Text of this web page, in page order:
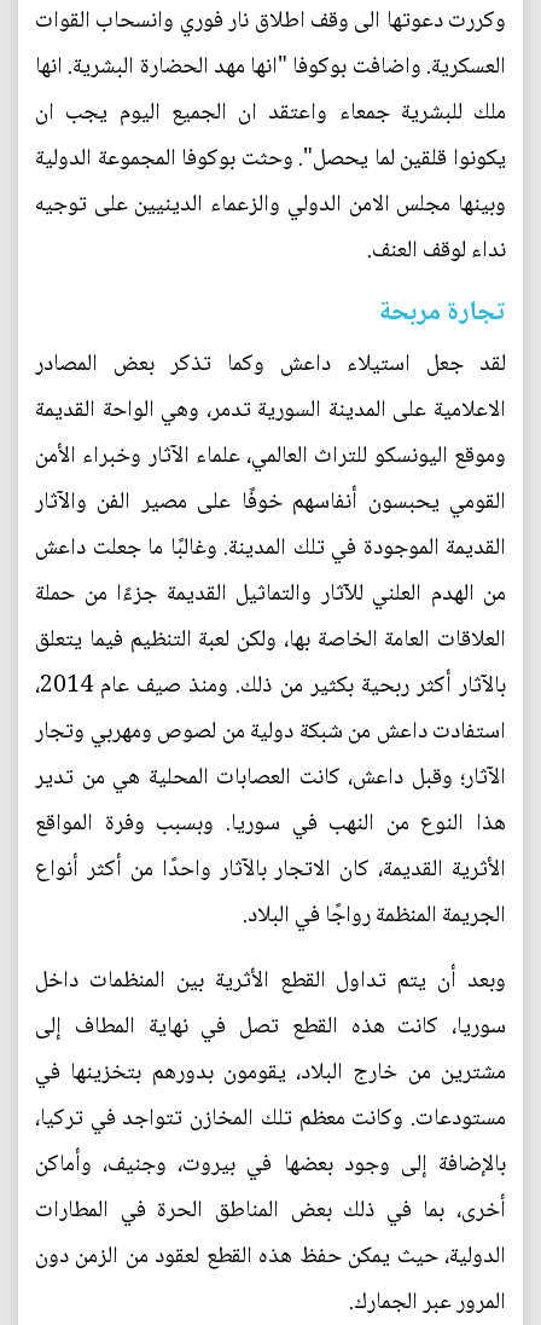
وكررت دعوتها الى وقف اطلاق نار فوري وانسحاب القوات
العسكرية. واضافت بوكوفا "انها مهد الحضارة البشرية. انها
ملك للبشرية جمعاء واعتقد ان الجميع اليوم يجب ان
يكونوا قلقين لما يحصل". وحثت بوكوفا المجموعة الدولية
وبينها مجلس الامن الدولي والزعماء الدينيين على توجيه
نداء لوقف العنف.
تجارة مربحة
لقد جعل استيلاء داعش وكما تذكر بعض المصادر
الاعلامية على المدينة السورية تدمر، وهي الواحة القديمة
وموقع اليونسكو للتراث العالمي، علماء الآثار وخبراء الأمن
القومي يحبسون أنفاسهم خوفًا على مصير الفن والآثار
القديمة الموجودة في تلك المدينة. وغالبًا ما جعلت داعش
من الهدم العلني للآثار والتماثيل القديمة جزءًا من حملة
العلاقات العامة الخاصة بها، ولكن لعبة التنظيم فيما يتعلق
بالآثار أكثر ربحية بكثير من ذلك. ومنذ صيف عام 2014،
استفادت داعش من شبكة دولية من لصوص ومهربي وتجار
الآثار؛ وقبل داعش، كانت العصابات المحلية هي من تدير
هذا النوع من النهب في سوريا. وبسبب وفرة المواقع
الأثرية القديمة، كان الاتجار بالآثار واحدًا من أكثر أنواع
الجريمة المنظمة رواجًا في البلاد.
وبعد أن يتم تداول القطع الأثرية بين المنظمات داخل
سوريا، كانت هذه القطع تصل في نهاية المطاف إلى
مشترين من خارج البلاد، يقومون بدورهم بتخزينها في
مستودعات. وكانت معظم تلك المخازن تتواجد في تركيا،
بالإضافة إلى وجود بعضها في بيروت، وجنيف، وأماكن
أخرى، بما في ذلك بعض المناطق الحرة في المطارات
الدولية، حيث يمكن حفظ هذه القطع لعقود من الزمن دون
المرور عبر الجمارك.